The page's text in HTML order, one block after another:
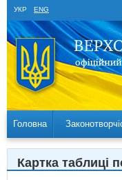
УКР ENG
Головна
Картка таблиці